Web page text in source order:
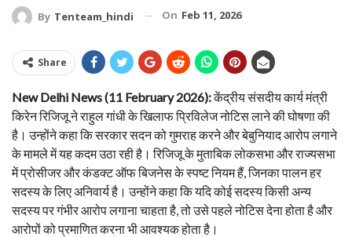
By Tenteam_hindi On Feb 11, 2026
Share
New Delhi News (11 February 2026):केंद्रीय संसदीय कार्य मंत्री
किरेन रिजिजू ने राहुल गांधी के खिलाफ प्रिविलेज नोटिस लाने की घोषणा की
है। उन्होंने कहा कि सरकार सदन को गुमराह करने और बेबुनियाद आरोप लगाने
के मामले में यह कदम उठा रही है। रिजिजू के मुताबिक लोकसभा और राज्यसभा
में प्रोसीजर और कंडक्ट ऑफ बिजनेस के स्पष्ट नियम हैं, जिनका पालन हर
सदस्य के लिए अनिवार्य है। उन्होंने कहा कि यदि कोई सदस्य किसी अन्य
सदस्य पर गंभीर आरोप लगाना चाहता है, तो उसे पहले नोटिस देना होता है और
आरोपों को प्रमाणित करना भी आवश्यक होता है।